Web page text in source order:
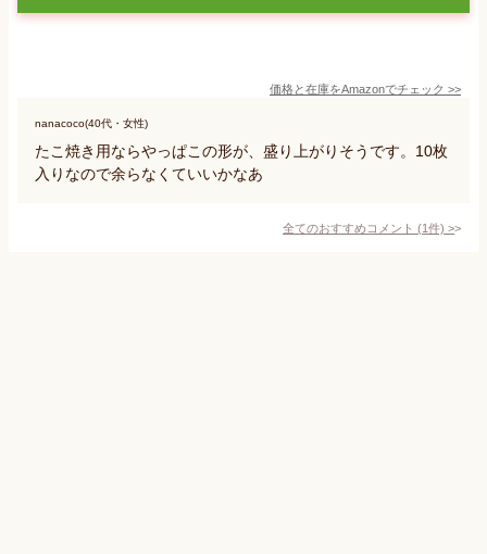
価格と在庫をAmazonでチェック >>
nanacoco(40代・女性)
たこ焼き用ならやっぱこの形が、盛り上がりそうです。10枚
入りなので余らなくていいかなあ
全てのおすすめコメント (1件) >